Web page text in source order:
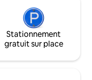
privé.
Stationnement
gratuit sur place